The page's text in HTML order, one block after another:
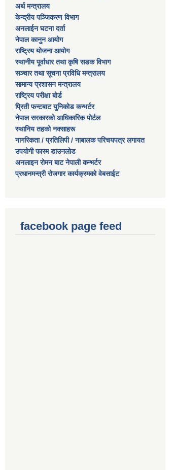
अर्थ मन्त्रालय
केन्द्रीय पञ्जिकरण विभाग
अनलाईन घटना दर्ता
नेपाल कानुन आयोग
राष्ट्रिय योजना आयोग
स्थानीय पूर्वाधार तथा कृषि सडक विभाग
सञ्‍चार तथा सूचना प्रविधि मन्त्रालय
सामान्य प्रशासन मन्त्रालय
राष्ट्रिय परीक्षा बोर्ड
प्रिती फन्टबाट युनिकोड कन्भर्टर
नेपाल सरकारको आधिकारिक पोर्टल
स्थानिय तहको नक्साहरू
नागरिकता / प्रतिलिपी / नाबालक परिचयपत्र लगायत
उपयोगी फारम डाउनलोड
अनलाइन रोमन बाट नेपाली कन्भर्टर
प्रधानमन्त्री रोजगार कार्यक्रमको वेबसाईट
facebook page feed